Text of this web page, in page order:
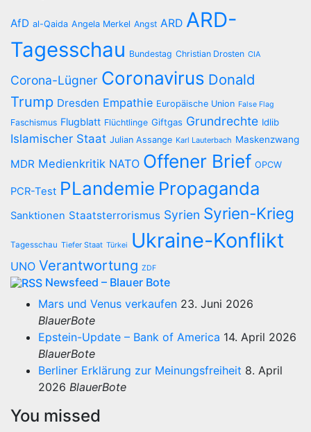
AfD al-Qaida Angela Merkel Angst ARD ARD-
Tagesschau Bundestag Christian Drosten CIA
Corona-Lügner Coronavirus Donald
Trump Dresden Empathie Europäische Union False Flag
Faschismus Flugblatt Flüchtlinge Giftgas Grundrechte Idlib
Islamischer Staat Julian Assange Karl Lauterbach Maskenzwang
MDR Medienkritik NATO Offener Brief OPCW
PCR-Test PLandemie Propaganda
Sanktionen Staatsterrorismus Syrien Syrien-Krieg
Tagesschau Tiefer Staat Türkei Ukraine-Konflikt
UNO Verantwortung ZDF
Newsfeed – Blauer Bote
Mars und Venus verkaufen 23. Juni 2026
BlauerBote
Epstein-Update – Bank of America 14. April 2026
BlauerBote
Berliner Erklärung zur Meinungsfreiheit 8. April
2026 BlauerBote
You missed